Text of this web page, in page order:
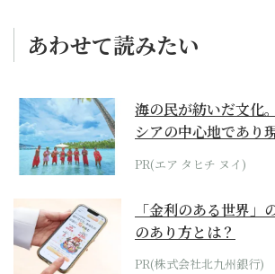
あわせて読みたい
海の民が紡いだ文化
シアの中心地であり
らみえてくる...
PR(エア タヒチ ヌイ)
「金利のある世界」
のあり方とは？
PR(株式会社北九州銀行)